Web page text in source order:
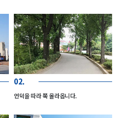
02.
언덕을 따라 쭉 올라옵니다.
솔마루길